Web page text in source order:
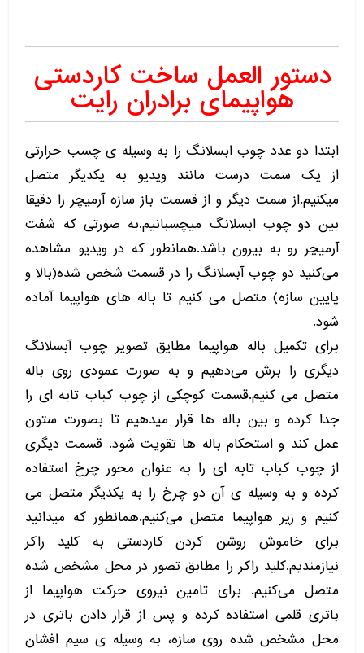
دستور العمل ساخت کاردستی
هواپیمای برادران رایت
ابتدا دو عدد چوب ابسلانگ را به وسیله ی چسب حرارتی
از یک سمت درست مانند ویدیو به یکدیگر متصل
میکنیم.از سمت دیگر و از قسمت باز سازه آرمیچر را دقیقا
بین دو چوب ابسلانگ میچسبانیم.به صورتی که شفت
آرمیچر رو به بیرون باشد.همانطور که در ویدیو مشاهده
می‌کنید دو چوب آبسلانگ را در قسمت شخص شده(بالا و
پایین سازه) متصل می کنیم تا باله های هواپیما آماده
شود.
برای تکمیل باله هواپیما مطایق تصویر چوب آبسلانگ
دیگری را برش می‌دهیم و به صورت عمودی روی باله
متصل می کنیم.قسمت کوچکی از چوب کباب تابه ای را
جدا کرده و بین باله ها قرار میدهیم تا بصورت ستون
عمل کند و استحکام باله ها تقویت شود. قسمت دیگری
از چوب کباب تابه ای را به عنوان محور چرخ استفاده
کرده و به وسیله ی آن دو چرخ را به یکدیگر متصل می
کنیم و زیر هواپیما متصل می‌کنیم.همانطور که میدانید
برای خاموش روشن کردن کاردستی به کلید راکر
نیازمندیم.کلید راکر را مطابق تصور در محل مشخص شده
متصل می‌کنیم. برای تامین نیروی حرکت هواپیما از
باتری قلمی استفاده کرده و پس از قرار دادن باتری در
محل مشخص شده روی سازه، به وسیله ی سیم افشان